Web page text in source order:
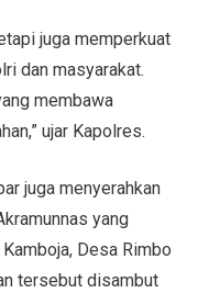
juga memperkuat
dan masyarakat.
membawa
ujar Kapolres.
juga menyerahkan
yang
Desa Rimbo
tersebut disambut